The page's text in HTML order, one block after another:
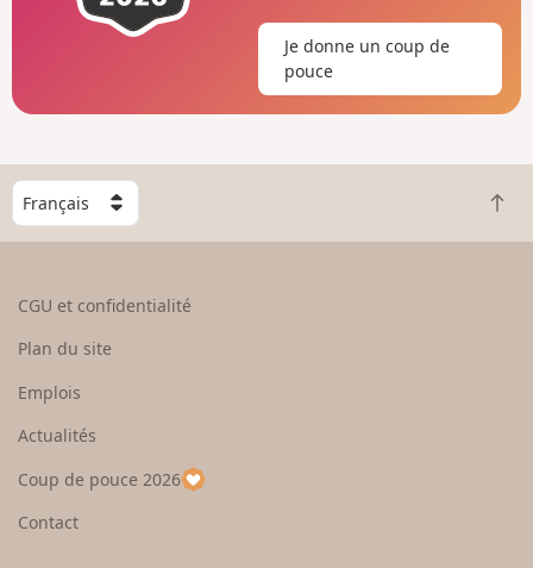
Je donne un coup de
pouce
C
h
o
e
u
p
a
R
e
CGU et confidentialité
Plan du site
Emplois
Actualités
Coup de pouce 2026
Contact